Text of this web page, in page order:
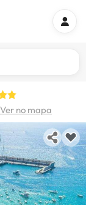
Ver no mapa